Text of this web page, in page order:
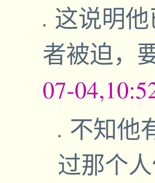
这说明
者被迫，
07-
不知他
过那个